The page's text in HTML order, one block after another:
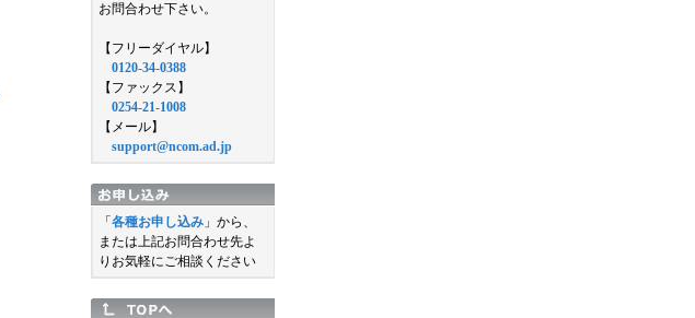
お問合わせ下さい。
【フリーダイヤル】
0120-34-0388
【ファックス】
0254-21-1008
【メール】
support@ncom.ad.jp
「 各種お申し込み 」から、
または上記お問合わせ先よ
りお気軽にご相談ください